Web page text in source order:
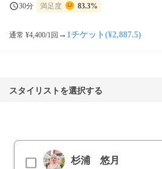
30分 満足度 83.3%
通常 ¥4,400/1回 → 1チケット(¥2,887.5)
スタイリストを選択する
杉浦 悠月